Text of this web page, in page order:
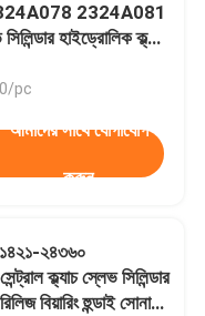
2324A081
হাইড্রোলিক ক্ল্যাচ
ট্রাইটন এল 200
স্পোর্ট মন্টেরোর জন্য
pc
আমাদের সাথে যোগাযোগ
করুন
২৪৩৬০
ক্ল্যাচ স্লেভ সিলিন্ডার
বিয়ারিং হুন্ডাই সোনাটা